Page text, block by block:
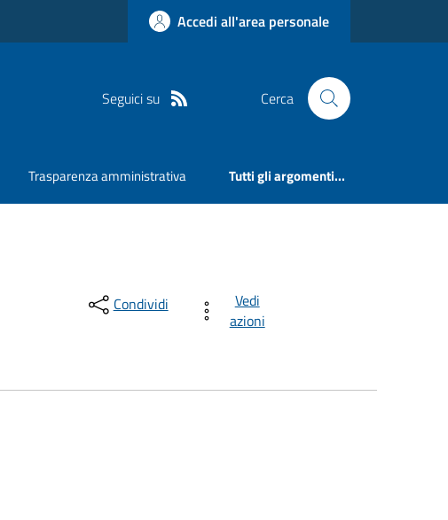
Accedi all'area personale
Seguici su Cerca
Trasparenza amministrativa Tutti gli argomenti...
Condividi
Vedi
azioni